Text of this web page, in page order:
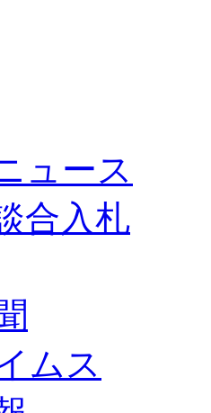
ュース
合入札
ムス